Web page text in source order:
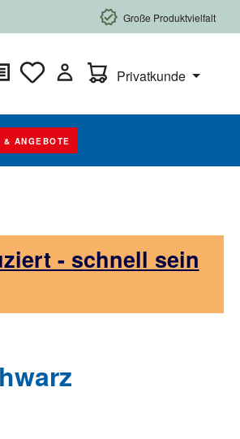
Große Produktvielfalt
Warenkorb enthält 0
Privatkunde
& ANGEBOTE
- schnell sein